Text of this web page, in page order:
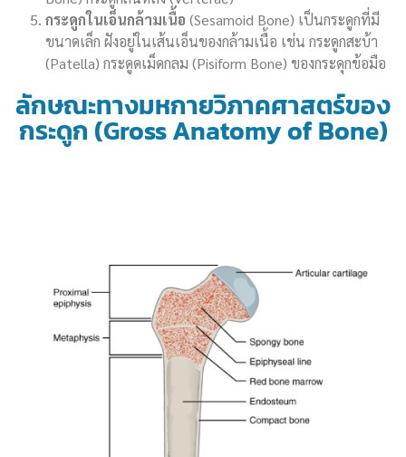
กระดูกในเอ็นกล้ามเนื้อ (Sesamoid Bone) เป็นกระดูกที่มี
ขนาดเล็ก ฝังอยู่ในเส้นเอ็นของกล้ามเนื้อ เช่น กระดูกสะบ้า
(Patella) กระดูดเม็ดกลม (Pisiform Bone) ของกระดุกข้อมือ
ลักษณะทางมหกายวิภาคศาสตร์ของ
กระดูก (Gross Anatomy of Bone)